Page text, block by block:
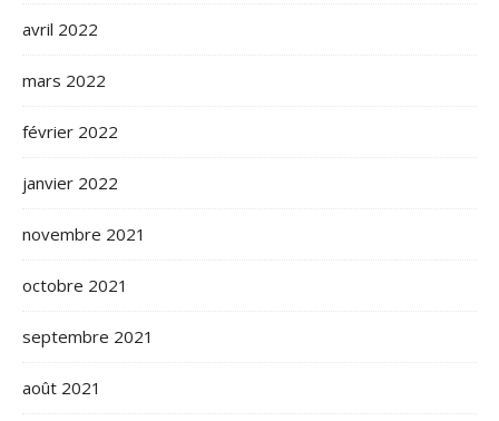
avril 2022
mars 2022
février 2022
janvier 2022
novembre 2021
octobre 2021
septembre 2021
août 2021